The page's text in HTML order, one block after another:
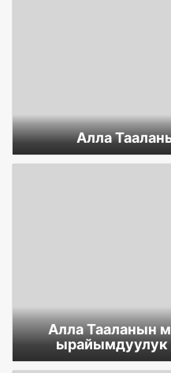
Алла
Алла Тааланын
ырайымдуулук